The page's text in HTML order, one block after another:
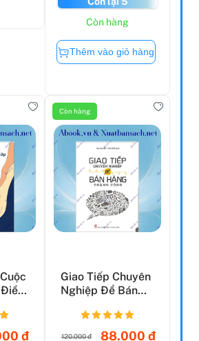
Còn lại 5
Thêm vào giỏ hàng
Còn hàng
Nghiệp Để Bán
Hàng Thành Công